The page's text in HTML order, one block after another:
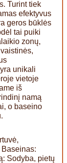
Turint tiek
efektyvus
geros būklės
tai puiki
zonų,
unikali
vietoje
iš
namą
o baseino
Sodyba, pietų